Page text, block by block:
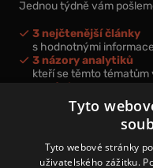
Jednou týdně vám
3 nejčtenější články
s hodnotnými
3 názory analytiků
kteří se těmto tématům
nová videa a podcasty
k prohloubení vašich
Tyto
Tyto webové stránky
uživatelského zážitku.